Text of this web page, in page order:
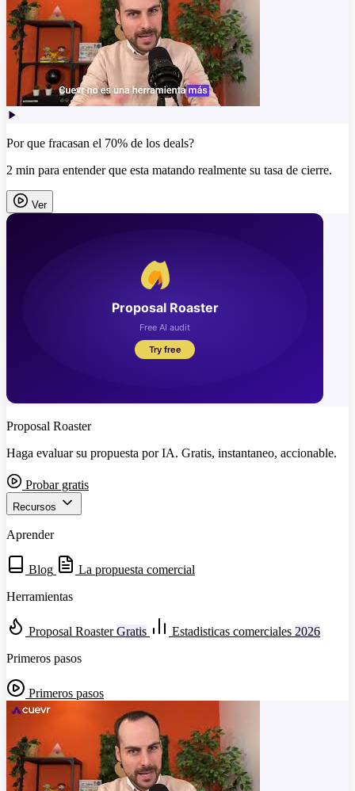
Por que fracasan el 70% de los deals?
2 min para entender que esta matando realmente su tasa de cierre.
Ver
Proposal Roaster
Haga evaluar su propuesta por IA. Gratis, instantaneo, accionable.
Probar gratis
Recursos
Aprender
Blog
La propuesta comercial
Herramientas
Proposal Roaster Gratis Estadisticas comerciales 2026
Primeros pasos
Primeros pasos